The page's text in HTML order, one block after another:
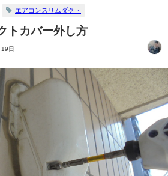
エアコンスリムダクト
トカバー外し方
日